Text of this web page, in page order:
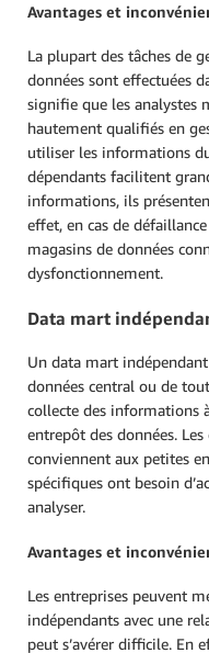
Avantages et
La plupart des tâches de
données sont effectuées
signifie que les analystes
hautement qualifiés en
utiliser les informations
dépendants facilitent
informations, ils
effet, en cas de
magasins de données
dysfonctionnement.
Data mart
Un data mart
données central ou de
collecte des informations
entrepôt des données.
conviennent aux petites
spécifiques ont besoin
analyser.
Avantages et
Les entreprises peuvent
indépendants avec une
peut s’avérer difficile. En